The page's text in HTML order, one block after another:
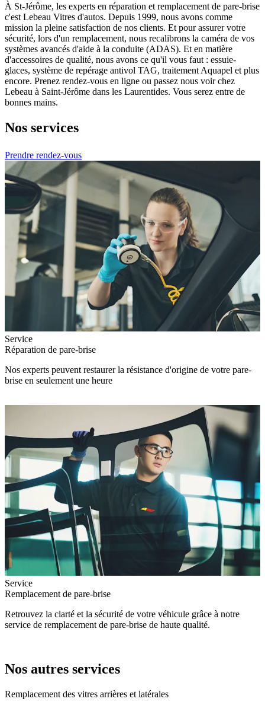
À St-Jérôme, les experts en réparation et remplacement de pare-brise
c'est Lebeau Vitres d'autos. Depuis 1999, nous avons comme
mission la pleine satisfaction de nos clients. Et pour assurer votre
sécurité, lors d'un remplacement, nous recalibrons la caméra de vos
systèmes avancés d'aide à la conduite (ADAS). Et en matière
d'accessoires de qualité, nous avons ce qu'il vous faut : essuie-
glaces, système de repérage antivol TAG, traitement Aquapel et plus
encore. Prenez rendez-vous en ligne ou passez nous voir chez
Lebeau à Saint-Jérôme dans les Laurentides. Vous serez entre de
bonnes mains.
Nos services
Prendre rendez-vous
Service
Réparation de pare-brise
Nos experts peuvent restaurer la résistance d'origine de votre pare-
brise en seulement une heure
Service
Remplacement de pare-brise
Retrouvez la clarté et la sécurité de votre véhicule grâce à notre
service de remplacement de pare-brise de haute qualité.
Nos autres services
Remplacement des vitres arrières et latérales